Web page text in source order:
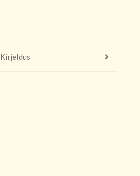
Kirjeldus